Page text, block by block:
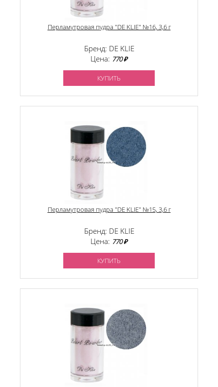
Перламутровая пудра "DE KLIE" №16, 3,6 г
Бренд: DE KLIE
Цена: 770 ₽
КУПИТЬ
Перламутровая пудра "DE KLIE" №15, 3,6 г
Бренд: DE KLIE
Цена: 770 ₽
КУПИТЬ